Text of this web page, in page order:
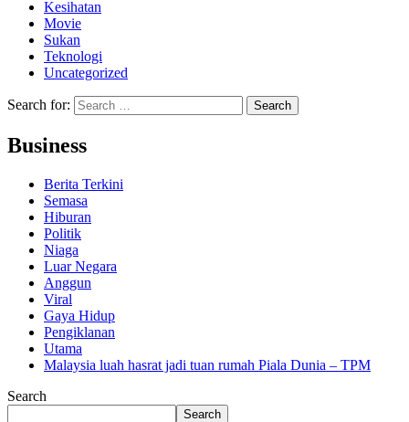
Kesihatan
Movie
Sukan
Teknologi
Uncategorized
Search for:
Business
Berita Terkini
Semasa
Hiburan
Politik
Niaga
Luar Negara
Anggun
Viral
Gaya Hidup
Pengiklanan
Utama
Malaysia luah hasrat jadi tuan rumah Piala Dunia – TPM
Search
Search